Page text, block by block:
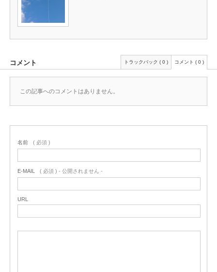
コメント トラックバック ( 0 ) コメント ( 0 )
この記事へのコメントはありません。
名前 ( 必須 )
E-MAIL ( 必須 ) - 公開されません -
URL